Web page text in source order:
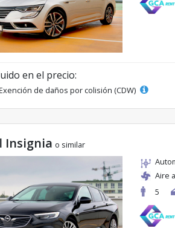
en el precio:
de daños por colisión (CDW)
Insignia o similar
Aire
5